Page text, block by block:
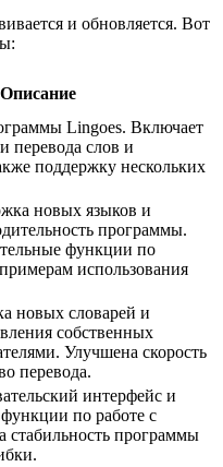
и обновляется. Вот
Описание
Lingoes. Включает
перевода слов и
поддержку нескольких
новых языков и
программы.
функции по
использования
новых словарей и
собственных
Улучшена скорость
перевода.
интерфейс и
по работе с
стабильность программы